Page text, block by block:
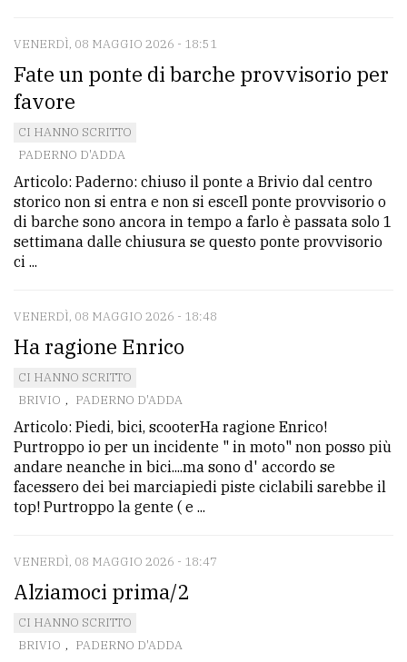
VENERDÌ, 08 MAGGIO 2026 - 18:51
Fate un ponte di barche provvisorio per
favore
CI HANNO SCRITTO
PADERNO D'ADDA
Articolo: Paderno: chiuso il ponte a Brivio dal centro
storico non si entra e non si esceIl ponte provvisorio o
di barche sono ancora in tempo a farlo è passata solo 1
settimana dalle chiusura se questo ponte provvisorio
ci ...
VENERDÌ, 08 MAGGIO 2026 - 18:48
Ha ragione Enrico
CI HANNO SCRITTO
BRIVIO , PADERNO D'ADDA
Articolo: Piedi, bici, scooterHa ragione Enrico!
Purtroppo io per un incidente " in moto" non posso più
andare neanche in bici....ma sono d' accordo se
facessero dei bei marciapiedi piste ciclabili sarebbe il
top! Purtroppo la gente ( e ...
VENERDÌ, 08 MAGGIO 2026 - 18:47
Alziamoci prima/2
CI HANNO SCRITTO
BRIVIO , PADERNO D'ADDA